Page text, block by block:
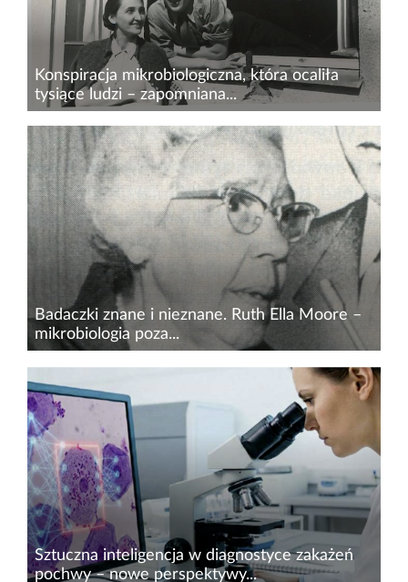
Konspiracja mikrobiologiczna, która ocaliła
tysiące ludzi – zapomniana...
Historia konspiracyjnej walki mikrobiologicznej z
czasów II wojny światowej brzmi jak scenariusz
filmu sensacyjnego&nbsp;–&nbsp;dwaj lekarze,
prowizoryczne laboratorium w przydomowej
komórce, bakterie...
Badaczki znane i nieznane. Ruth Ella Moore –
mikrobiologia poza...
Ruth Ella Moore należała do pokolenia
badaczek, których praca rozwijała się
równolegle z kształtowaniem nowoczesnej
mikrobiologii medycznej. Zajmowała się
bakteriologią gruźlicy, immunologi...
Sztuczna inteligencja w diagnostyce zakażeń
pochwy – nowe perspektywy...